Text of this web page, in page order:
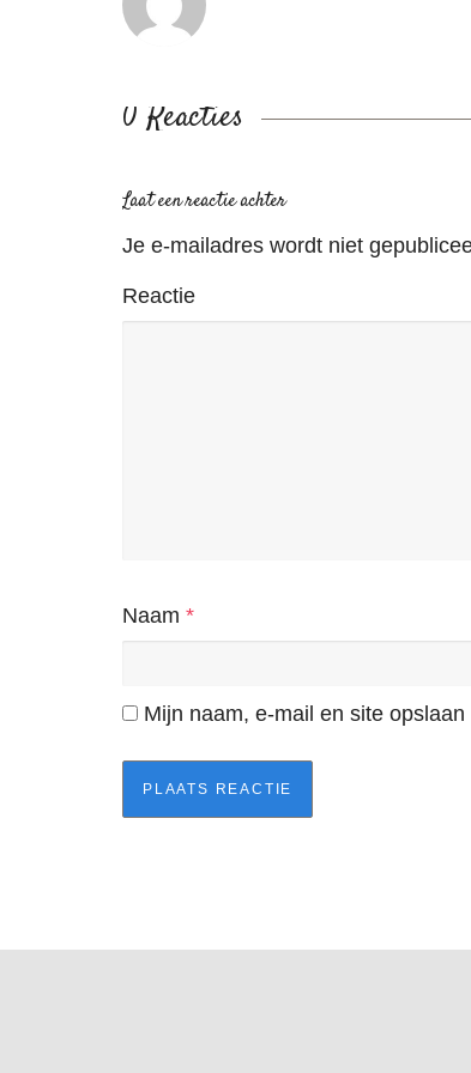
0 Reacties
Laat een reactie achter
Je e-mailadres wordt niet
Reactie
Naam *
Mijn naam, e-mail en site